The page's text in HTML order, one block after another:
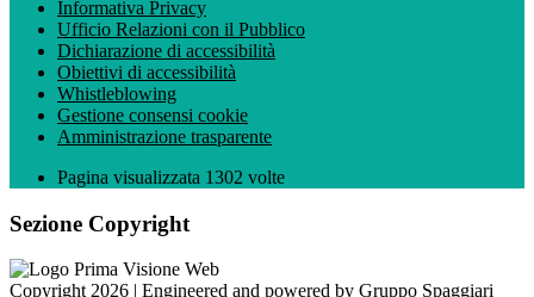
Informativa Privacy
Ufficio Relazioni con il Pubblico
Dichiarazione di accessibilità
Obiettivi di accessibilità
Whistleblowing
Gestione consensi cookie
Amministrazione trasparente
Pagina visualizzata 1302 volte
Sezione Copyright
Copyright 2026 | Engineered and powered by Gruppo Spaggiari